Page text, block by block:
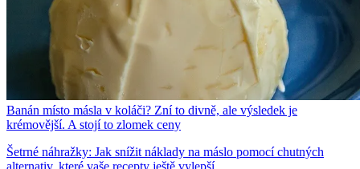
Banán místo másla v koláči? Zní to divně, ale výsledek je
krémovější. A stojí to zlomek ceny
Šetrné náhražky: Jak snížit náklady na máslo pomocí chutných